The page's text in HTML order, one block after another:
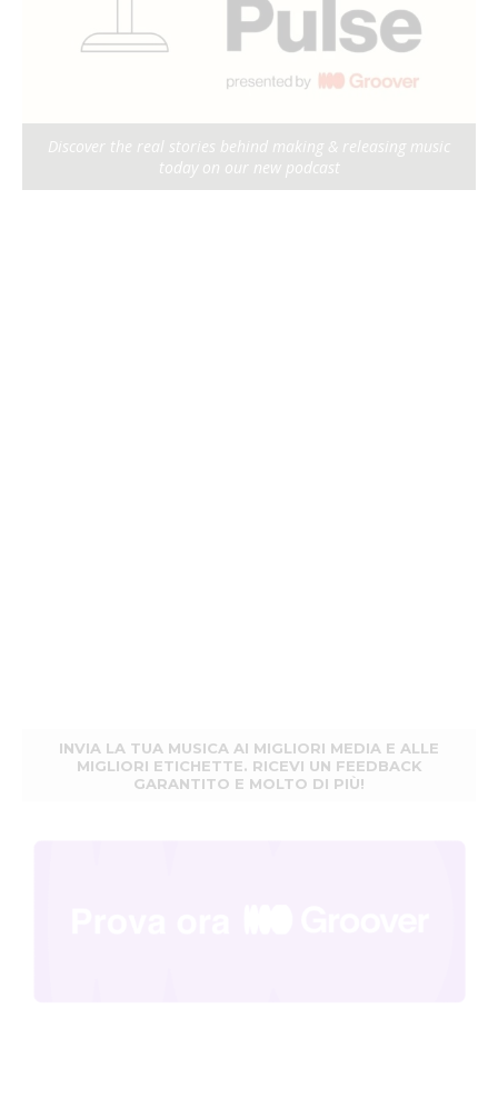
Discover the real stories behind making & releasing music
today on our new podcast
INVIA LA TUA MUSICA AI MIGLIORI MEDIA E ALLE
MIGLIORI ETICHETTE. RICEVI UN FEEDBACK
GARANTITO E MOLTO DI PIÙ!